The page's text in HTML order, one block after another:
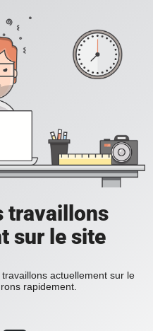
travaillons
sur le site
actuellement sur le
rapidement.